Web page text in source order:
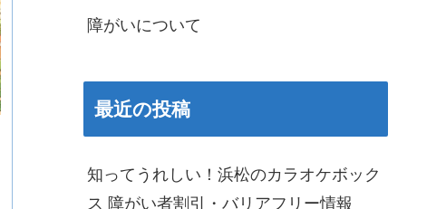
障がいについて
最近の投稿
知ってうれしい！浜松のカラオケボック
ス 障がい者割引・バリアフリー情報